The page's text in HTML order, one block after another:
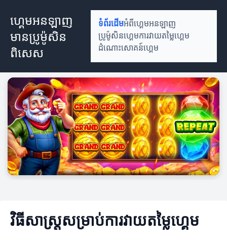
ហ្គេមអនឡាញ
មានប្រូម៉ូសិន
ពិសេស
ទំព័រដើមអំពីហ្គេមអនឡាញ
ប្រូម៉ូសិនហ្គេមការវាយតម្លៃហ្គេម
ដំណោះសោគន៍ហ្គេម
វិធីសាស្ត្រសម្រាប់ការវាយតម្លៃហ្គេម